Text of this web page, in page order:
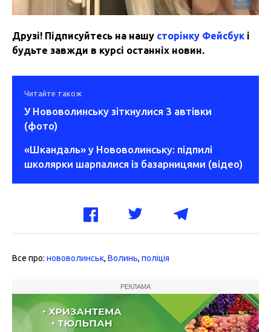
Друзі! Підписуйтесь на нашу сторінку Фейсбук і
будьте завжди в курсі останніх новин.
Читайте також
У Нововолинську зіткнулися 3 автівки
(фото)
«Шкандаль» у Нововолинську: підпилі
школярки шарпалися із базарницями (відео)
Все про: нововолинськ, Волинь, поліція
РЕКЛАМА